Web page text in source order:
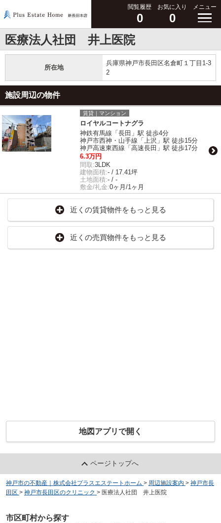
閲覧履歴
0
お気に入り
0
メニュー
医療法人社団 井上医院
所在地
兵庫県神戸市長田区名倉町１丁目1-3
2
施設周辺の物件
賃貸｜マンション
ロイヤルコートナグラ
神鉄有馬線「長田」駅 徒歩4分
神戸市西神・山手線「上沢」駅 徒歩15分
神戸高速東西線「高速長田」駅 徒歩17分
6.3万円
間取:3LDK
建物面積:- / 17.41坪
土地面積:- / -
敷金/礼金:0ヶ月/1ヶ月
近くの賃貸物件をもっと見る
近くの売買物件をもっと見る
地図アプリで開く
ページトップへ
神戸市の不動産｜株式会社プラスエステートホーム > 周辺施設案内 > 神戸市長
田区 > 神戸市長田区のクリニック > 医療法人社団 井上医院
市区町村から探す